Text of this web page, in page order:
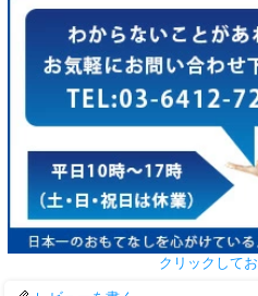
クリックして